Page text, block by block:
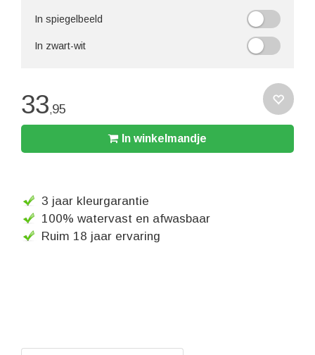
In spiegelbeeld
In zwart-wit
33,95
In winkelmandje
3 jaar kleurgarantie
100% watervast en afwasbaar
Ruim 18 jaar ervaring